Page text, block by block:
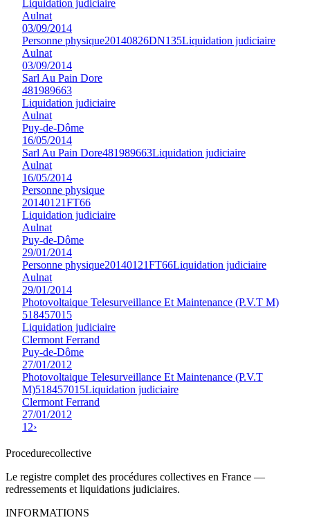
Liquidation judiciaire
Aulnat
03/09/2014
Personne physique20140826DN135Liquidation judiciaire
Aulnat
03/09/2014
Sarl Au Pain Dore
481989663
Liquidation judiciaire
Aulnat
Puy-de-Dôme
16/05/2014
Sarl Au Pain Dore481989663Liquidation judiciaire
Aulnat
16/05/2014
Personne physique
20140121FT66
Liquidation judiciaire
Aulnat
Puy-de-Dôme
29/01/2014
Personne physique20140121FT66Liquidation judiciaire
Aulnat
29/01/2014
Photovoltaique Telesurveillance Et Maintenance (P.V.T M)
518457015
Liquidation judiciaire
Clermont Ferrand
Puy-de-Dôme
27/01/2012
Photovoltaique Telesurveillance Et Maintenance (P.V.T
M)518457015Liquidation judiciaire
Clermont Ferrand
27/01/2012
1 2›
Procedurecollective
Le registre complet des procédures collectives en France —
redressements et liquidations judiciaires.
INFORMATIONS